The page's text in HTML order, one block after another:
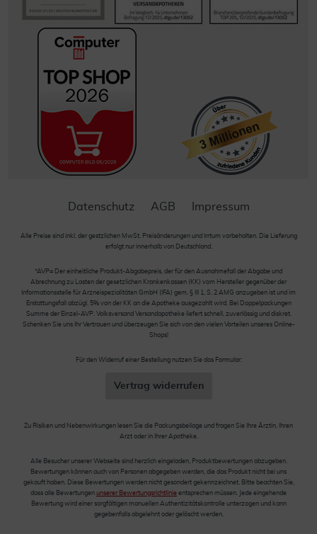
Datenschutz AGB Impressum
Alle Preise sind inkl. der gestzlichen MwSt. Preisänderungen und Irrtum vorbehalten. Die Lieferung
erfolgt nur innerhalb von Deutschland.
*AVP= Der einheitliche Produkt-Abgabepreis, der für den Ausnahmefall der Abgabe und
Abrechnung zu Lasten der gesetzlichen Krankenkassen (KK) vom Hersteller gegenüber der
Informationsstelle für Arzneispezialitäten GmbH (IFA) gem. § III 1, S. 2 AMG anzugeben ist und im
Erstattungsfall abzügl. 5% von der KK an die Apotheke ausgezahlt wird. Bei Doppelpackungen
Summe der Einzel-AVP. Volksversand Versandapotheke liefert schnell, zuverlässig und diskret.
Schenken Sie uns Ihr Vertrauen und überzeugen Sie sich von den vielen Vorteilen unseres Online-
Shops!
Für den Widerruf einer Bestellung nutzen Sie das Formular:
Vertrag widerrufen
Zu Risiken und Nebenwirkungen lesen Sie die Packungsbeilage und fragen Sie Ihre Ärztin, Ihren
Arzt oder in Ihrer Apotheke.
Alle Besucher unserer Webseite sind herzlich eingeladen, Produktbewertungen abzugeben.
Bewertungen können auch von Personen abgegeben werden, die das Produkt nicht bei uns
gekauft haben. Diese Bewertungen werden nicht gesondert gekennzeichnet. Bitte beachten Sie,
dass alle Bewertungen unserer Bewertungsrichtlinie entsprechen müssen. Jede eingehende
Bewertung wird einer sorgfältigen manuellen Authentizitätskontrolle unterzogen und kann
gegebenfalls abgelehnt oder gelöscht werden.